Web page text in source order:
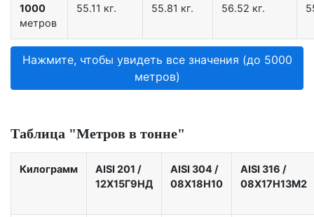
1000
метров
55.11 кг. 55.81 кг. 56.52 кг.
Нажмите, чтобы увидеть все значения (до 5000
метров)
Таблица "Метров в тонне"
Килограмм AISI 201 /
12X15Г9НД
AISI 304 /
08Х18Н10
AISI 316 /
08Х17Н13М2